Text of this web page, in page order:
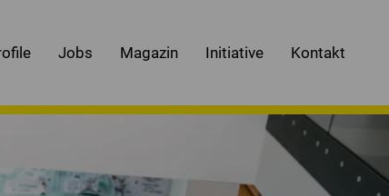
Jobs Magazin Initiative Kontakt